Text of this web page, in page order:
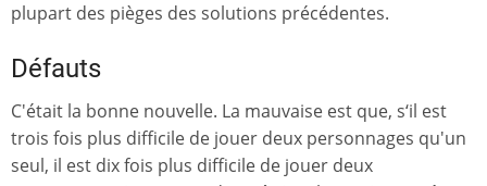
plupart des pièges des solutions précédentes.
Défauts
C'était la bonne nouvelle. La mauvaise est que, s‘il est
trois fois plus difficile de jouer deux personnages qu'un
seul, il est dix fois plus difficile de jouer deux